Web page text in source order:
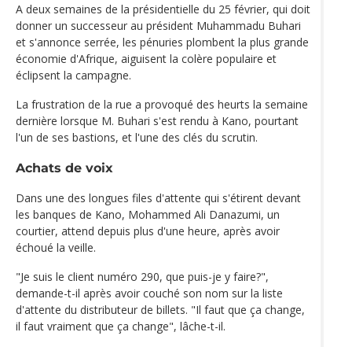
A deux semaines de la présidentielle du 25 février, qui doit
donner un successeur au président Muhammadu Buhari
et s'annonce serrée, les pénuries plombent la plus grande
économie d'Afrique, aiguisent la colère populaire et
éclipsent la campagne.
La frustration de la rue a provoqué des heurts la semaine
dernière lorsque M. Buhari s'est rendu à Kano, pourtant
l'un de ses bastions, et l'une des clés du scrutin.
Achats de voix
Dans une des longues files d'attente qui s'étirent devant
les banques de Kano, Mohammed Ali Danazumi, un
courtier, attend depuis plus d'une heure, après avoir
échoué la veille.
"Je suis le client numéro 290, que puis-je y faire?",
demande-t-il après avoir couché son nom sur la liste
d'attente du distributeur de billets. "Il faut que ça change,
il faut vraiment que ça change", lâche-t-il.